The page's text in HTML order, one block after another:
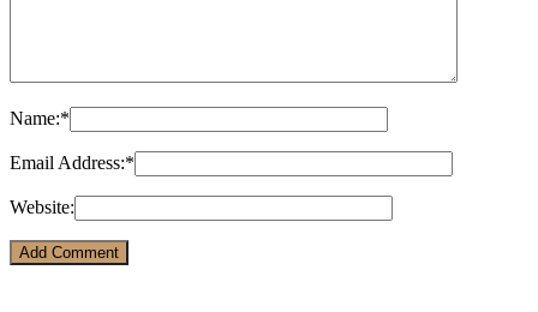
Name:*
Email Address:*
Website: